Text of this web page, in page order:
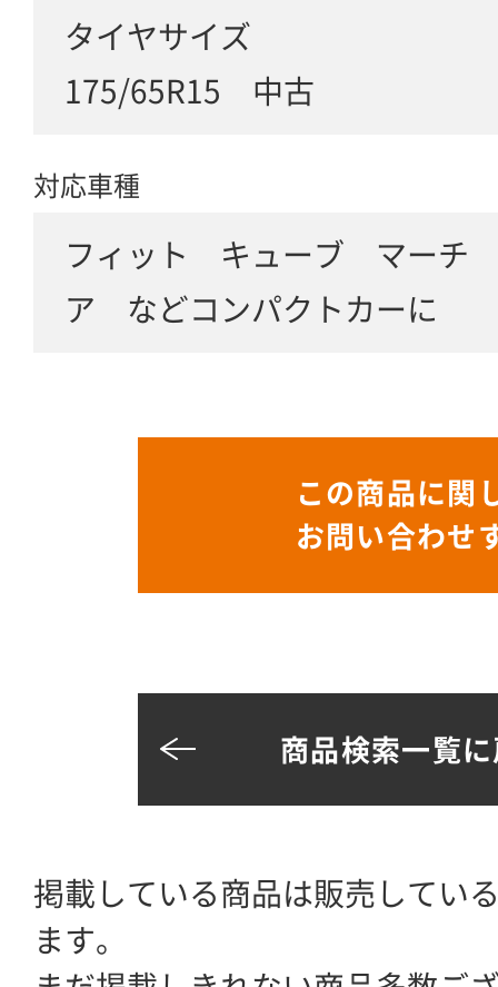
タイヤサイズ
175/65R15 中古
対応車種
フィット キューブ マーチ
ア などコンパクトカーに
この商品に関
お問い合わせ
商品検索一覧
掲載している商品は販売してい
ます。